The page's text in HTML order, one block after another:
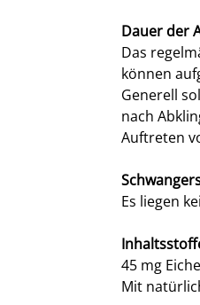
Dauer der
Das
können
Generell
nach
Auftreten
Es liegen
45 mg
Mit